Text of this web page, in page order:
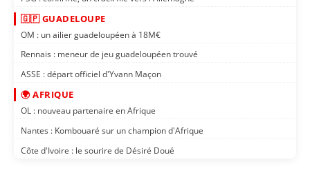
🇬🇵 GUADELOUPE
OM : un ailier guadeloupéen à 18M€
Rennais : meneur de jeu guadeloupéen trouvé
ASSE : départ officiel d'Yvann Maçon
🌍 AFRIQUE
OL : nouveau partenaire en Afrique
Nantes : Kombouaré sur un champion d'Afrique
Côte d'Ivoire : le sourire de Désiré Doué